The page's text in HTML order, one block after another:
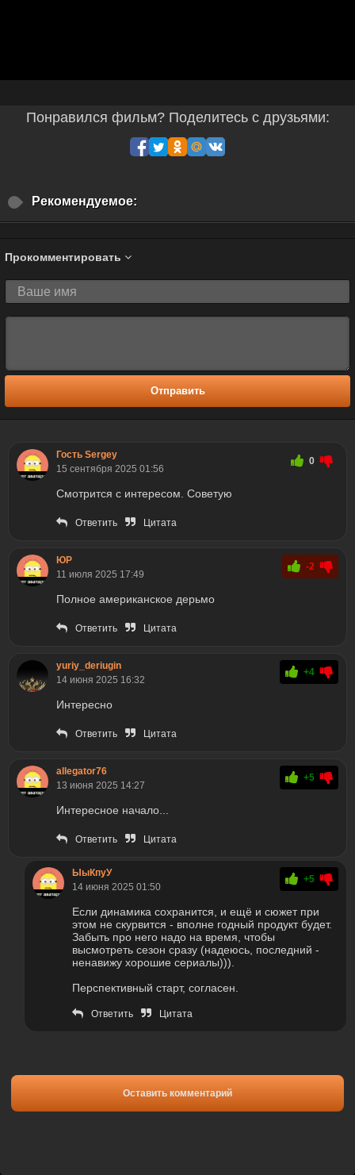
Понравился фильм? Поделитесь с друзьями:
Рекомендуемое:
Прокомментировать
Отправить
Гость Sergey
15 сентября 2025 01:56
0
Смотрится с интересом. Советую
Ответить Цитата
ЮР
11 июля 2025 17:49
-2
Полное американское дерьмо
Ответить Цитата
yuriy_deriugin
14 июня 2025 16:32
+4
Интересно
Ответить Цитата
allegator76
13 июня 2025 14:27
+5
Интересное начало...
Ответить Цитата
ЫыКпуУ
14 июня 2025 01:50
+5
Если динамика сохранится, и ещё и сюжет при
этом не скурвится - вполне годный продукт будет.
Забыть про него надо на время, чтобы
высмотреть сезон сразу (надеюсь, последний -
ненавижу хорошие сериалы))).
Перспективный старт, согласен.
Ответить Цитата
Оставить комментарий